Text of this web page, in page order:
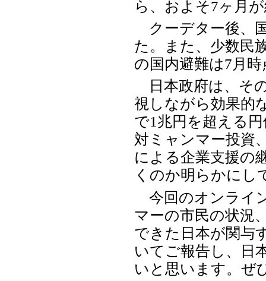
ら、およそ7ヶ月
クーデター後、
た。また、少数民
の国内避難は7月
日本政府は、そ
視しながら効果的
で1兆円を超える
対ミャンマー投資
による企業支援の
くのか明らかにし
今回のオンライ
マーの市民の状況
できた日本が関与
いてご報告し、日
いと思います。ぜ